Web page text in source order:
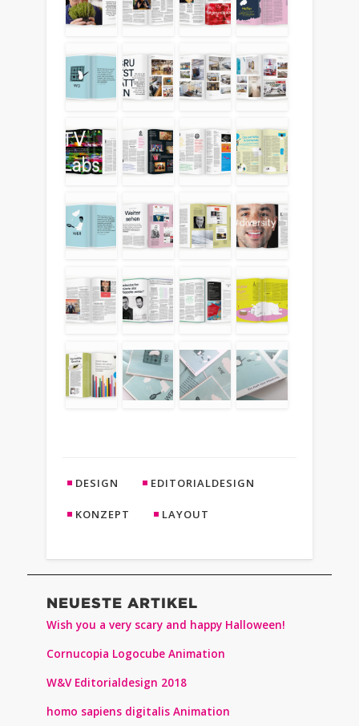
DESIGN EDITORIALDESIGN
KONZEPT LAYOUT
NEUESTE ARTIKEL
Wish you a very scary and happy Halloween!
Cornucopia Logocube Animation
W&V Editorialdesign 2018
homo sapiens digitalis Animation